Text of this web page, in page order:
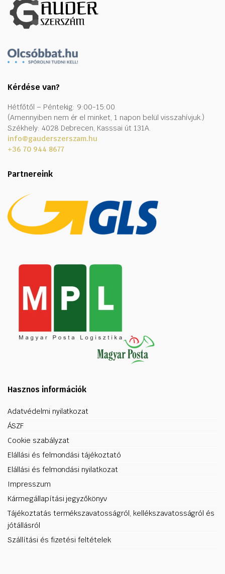
Kérdése van?
Hétfőtől – Péntekig: 9:00-15:00
(Amennyiben nem ér el minket, 1 napon belül visszahívjuk.)
Székhely: 4028 Debrecen, Kasssai út 131A.
info@gauderszerszam.hu
+36 70 944 8677
Partnereink
Hasznos információk
Adatvédelmi nyilatkozat
ÁSZF
Cookie szabályzat
Elállási és felmondási tájékoztató
Elállási és felmondási nyilatkozat
Impresszum
Kármegállapítási jegyzőkönyv
Tájékoztatás termékszavatosságról, kellékszavatosságról és
jótállásról
Szállítási és fizetési feltételek